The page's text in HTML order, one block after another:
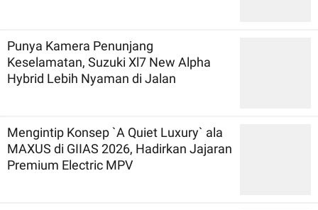
Punya Kamera Penunjang
Keselamatan, Suzuki Xl7 New Alpha
Hybrid Lebih Nyaman di Jalan
Mengintip Konsep `A Quiet Luxury` ala
MAXUS di GIIAS 2026, Hadirkan Jajaran
Premium Electric MPV